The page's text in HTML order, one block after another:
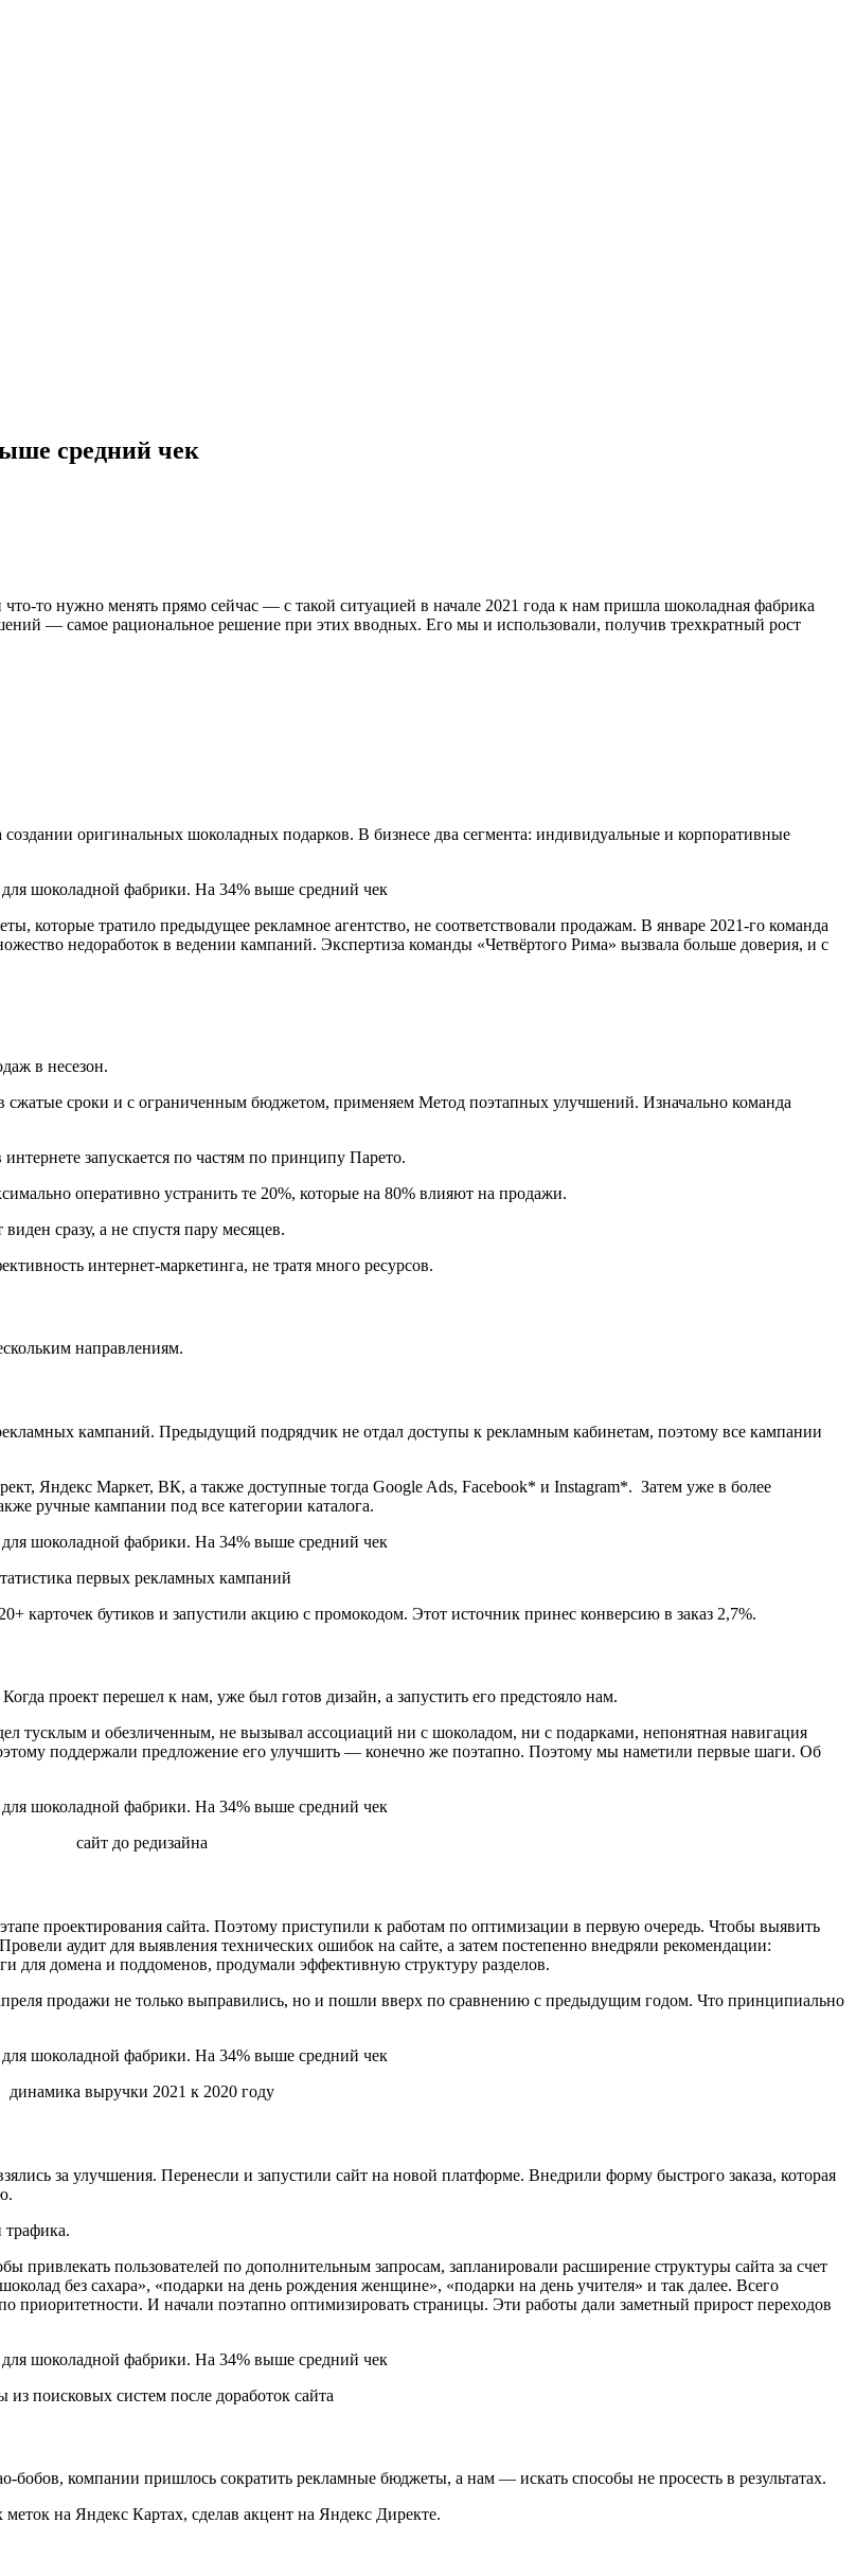
средний чек
то нужно менять прямо сейчас — с такой ситуацией в начале 2021 года к нам пришла шоколадная фабрика
— самое рациональное решение при этих вводных. Его мы и использовали, получив трехкратный рост
оригинальных шоколадных подарков. В бизнесе два сегмента: индивидуальные и корпоративные
которые тратило предыдущее рекламное агентство, не соответствовали продажам. В январе 2021-го команда
недоработок в ведении кампаний. Экспертиза команды «Четвёртого Рима» вызвала больше доверия, и с
в несезон.
сжатые сроки и с ограниченным бюджетом, применяем Метод поэтапных улучшений. Изначально команда
запускается по частям по принципу Парето.
оперативно устранить те 20%, которые на 80% влияют на продажи.
сразу, а не спустя пару месяцев.
интернет-маркетинга, не тратя много ресурсов.
направлениям.
кампаний. Предыдущий подрядчик не отдал доступы к рекламным кабинетам, поэтому все кампании
Яндекс Маркет, ВК, а также доступные тогда Google Ads, Facebook* и Instagram*. Затем уже в более
ручные кампании под все категории каталога.
первых рекламных кампаний
карточек бутиков и запустили акцию с промокодом. Этот источник принес конверсию в заказ 2,7%.
проект перешел к нам, уже был готов дизайн, а запустить его предстояло нам.
тусклым и обезличенным, не вызывал ассоциаций ни с шоколадом, ни с подарками, непонятная навигация
поддержали предложение его улучшить — конечно же поэтапно. Поэтому мы наметили первые шаги. Об
сайт до редизайна
проектирования сайта. Поэтому приступили к работам по оптимизации в первую очередь. Чтобы выявить
аудит для выявления технических ошибок на сайте, а затем постепенно внедряли рекомендации:
для домена и поддоменов, продумали эффективную структуру разделов.
продажи не только выправились, но и пошли вверх по сравнению с предыдущим годом. Что принципиально
динамика выручки 2021 к 2020 году
за улучшения. Перенесли и запустили сайт на новой платформе. Внедрили форму быстрого заказа, которая
трафика.
пользователей по дополнительным запросам, запланировали расширение структуры сайта за счет
без сахара», «подарки на день рождения женщине», «подарки на день учителя» и так далее. Всего
приоритетности. И начали поэтапно оптимизировать страницы. Эти работы дали заметный прирост переходов
из поисковых систем после доработок сайта
бобов, компании пришлось сократить рекламные бюджеты, а нам — искать способы не просесть в результатах.
на Яндекс Картах, сделав акцент на Яндекс Директе.